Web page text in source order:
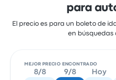
para
El precio es para un boleto de
en búsquedas
MEJOR PRECIO ENCONTRADO
8/8 9/8 Hoy